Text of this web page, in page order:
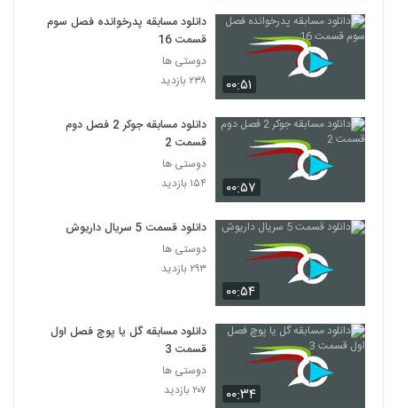
۰۰:۵۱
دانلود مسابقه پدرخوانده فصل سوم
قسمت 16
دوستی ها
۲۳۸ بازدید
۰۰:۵۷
دانلود مسابقه جوکر 2 فصل دوم
قسمت 2
دوستی ها
۱۵۴ بازدید
۰۰:۵۴
دانلود قسمت 5 سریال داریوش
دوستی ها
۲۹۳ بازدید
۰۰:۳۴
دانلود مسابقه گل یا پوچ فصل اول
قسمت 3
دوستی ها
۲۰۷ بازدید